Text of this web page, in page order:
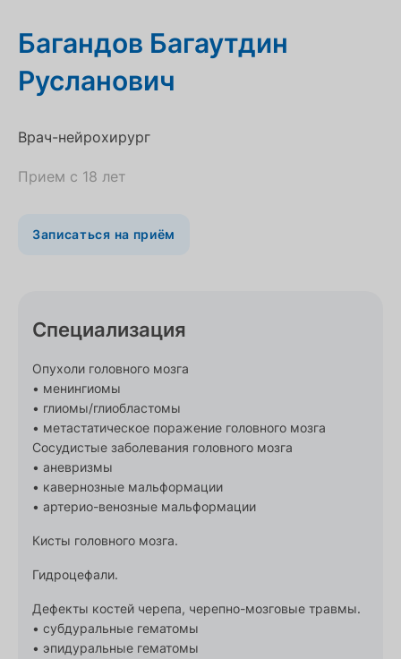
Багандов Багаутдин
Русланович
Врач-нейрохирург
Прием с 18 лет
Записаться на приём
Специализация
Опухоли головного мозга
• менингиомы
• глиомы/глиобластомы
• метастатическое поражение головного мозга
Сосудистые заболевания головного мозга
• аневризмы
• кавернозные мальформации
• артерио-венозные мальформации
Кисты головного мозга.
Гидроцефали.
Дефекты костей черепа, черепно-мозговые травмы.
• субдуральные гематомы
• эпидуральные гематомы